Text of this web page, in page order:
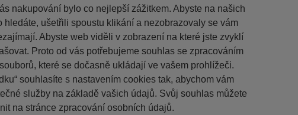
nakupování bylo co nejlepší zážitkem. Abyste na našich
hledáte, ušetřili spoustu klikání a nezobrazovaly se vám
Abyste web viděli v zobrazení na které jste zvyklí
Proto od vás potřebujeme souhlas se zpracováním
které se dočasně ukládají ve vašem prohlížeči.
souhlasíte s nastavením cookies tak, abychom vám
služby na základě vašich údajů. Svůj souhlas můžete
na stránce zpracování osobních údajů.